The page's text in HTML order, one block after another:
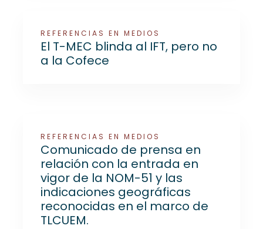
REFERENCIAS EN MEDIOS
El T-MEC blinda al IFT, pero no
a la Cofece
REFERENCIAS EN MEDIOS
Comunicado de prensa en
relación con la entrada en
vigor de la NOM-51 y las
indicaciones geográficas
reconocidas en el marco de
TLCUEM.